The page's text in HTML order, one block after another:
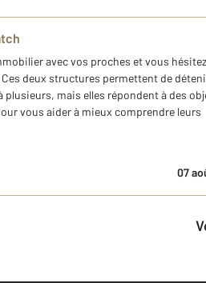
avec vos proches et vous
Ces deux structures permettent de
mais elles répondent à des
vous aider à mieux comprendre leurs
07